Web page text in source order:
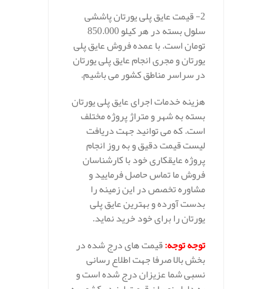
2- قیمت عایق پلی یورتان پاششی
سلول بسته در هر کیلو 850.000
تومان است. با عمده فروش عایق پلی
یورتان و مجری انجام عایق پلی یورتان
در سراسر مناطق کشور می باشیم.
هزینه خدمات اجرای عایق پلی یورتان
بسته به شهر و متراژ پروژه مختلف
است. که می توانید جهت دریافت
لیست قیمت دقیق و به روز انجام
پروژه عایقکاری خود با کارشناسان
فروش ما تماس حاصل فرمایید و
مشاوره تخصص در این زمینه را
بدست آورده و بهترین عایق پلی
یورتان را برای خود خرید نماید.
توجه توجه:قیمت های درج شده در
بخش بالا صرفا جهت اطلاع رسانی
نسبی شما عزیزان درج شده است و